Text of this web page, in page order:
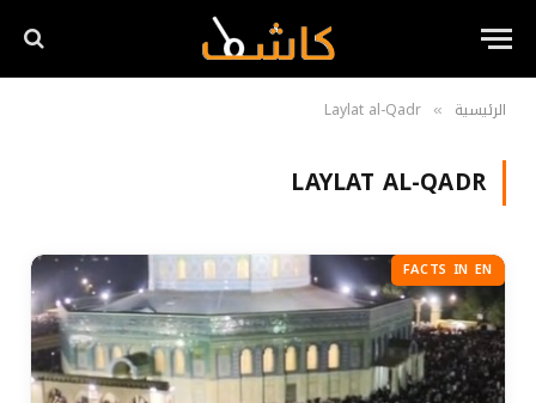
الرئيسية »
Laylat al-Qadr
LAYLAT AL-QADR
FACTS IN EN